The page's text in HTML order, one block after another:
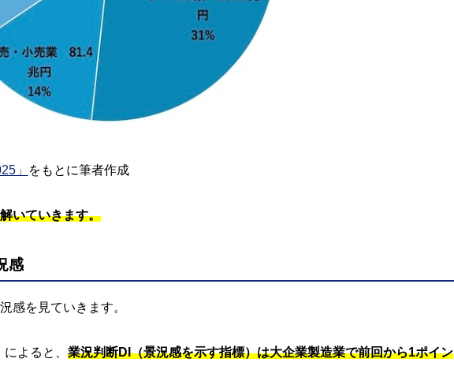
」 をもとに筆者作成
いていきます。
感
感を見ていきます。
よると、 業況判断DI（景況感を示す指標）は大企業製造業で前回から1ポイン